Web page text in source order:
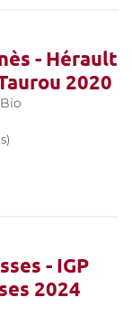
- Hérault
2020
Bio
)
- IGP
2024